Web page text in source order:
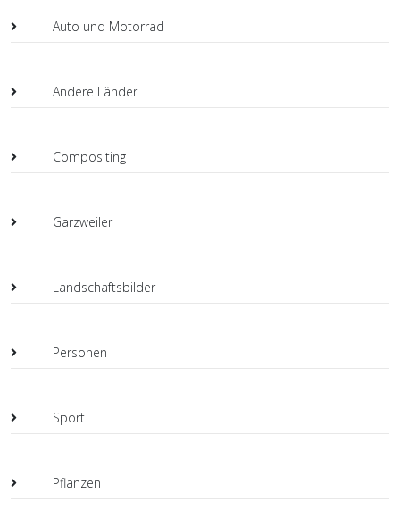
Auto und Motorrad
Andere Länder
Compositing
Garzweiler
Landschaftsbilder
Personen
Sport
Pflanzen